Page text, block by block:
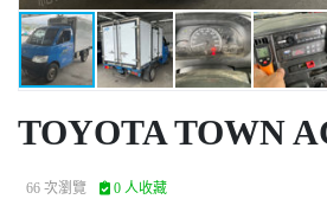
TOYOTA TOWN
66 次瀏覽 0 人收藏